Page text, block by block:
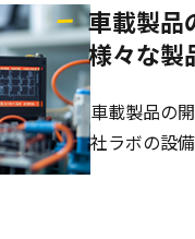
車載製品
様々な製
車載製品の
社ラボの設